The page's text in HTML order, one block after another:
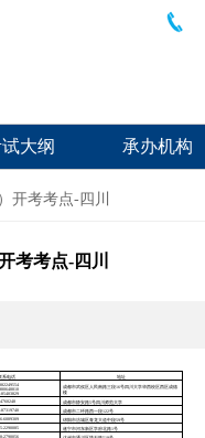
大纲 承办机构
开考考点-四川
考考点-四川
系电话 地址
85403829
成都市武侯区人民南路三段16号四川大学华西校区西区成德
楼
成都市静安路5号四川师范大学
87319740
成都市二环路西一段122号
6089309
绵阳市涪城区青龙大道中段59号
2290085
遂宁市河东新区学府北路1号
2790056